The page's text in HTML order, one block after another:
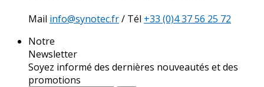
Mail info@synotec.fr/ Tél +33 (0)4 37 56 25 72
Notre
Newsletter
Soyez informé des dernières nouveautés et des
promotions